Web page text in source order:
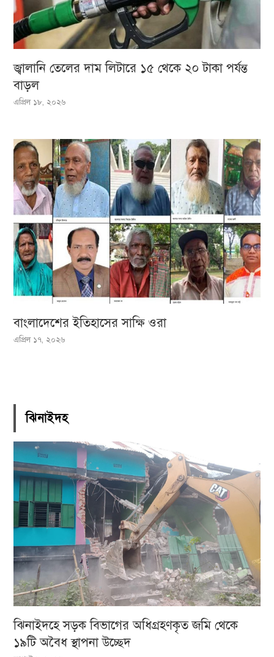
জ্বালানি তেলের দাম লিটারে ১৫ থেকে ২০ টাকা পর্যন্ত
বাড়ল
এপ্রিল ১৮, ২০২৬
বাংলাদেশের ইতিহাসের সাক্ষি ওরা
এপ্রিল ১৭, ২০২৬
ঝিনাইদহ
ঝিনাইদহে সড়ক বিভাগের অধিগ্রহণকৃত জমি থেকে
১৯টি অবৈধ স্থাপনা উচ্ছেদ